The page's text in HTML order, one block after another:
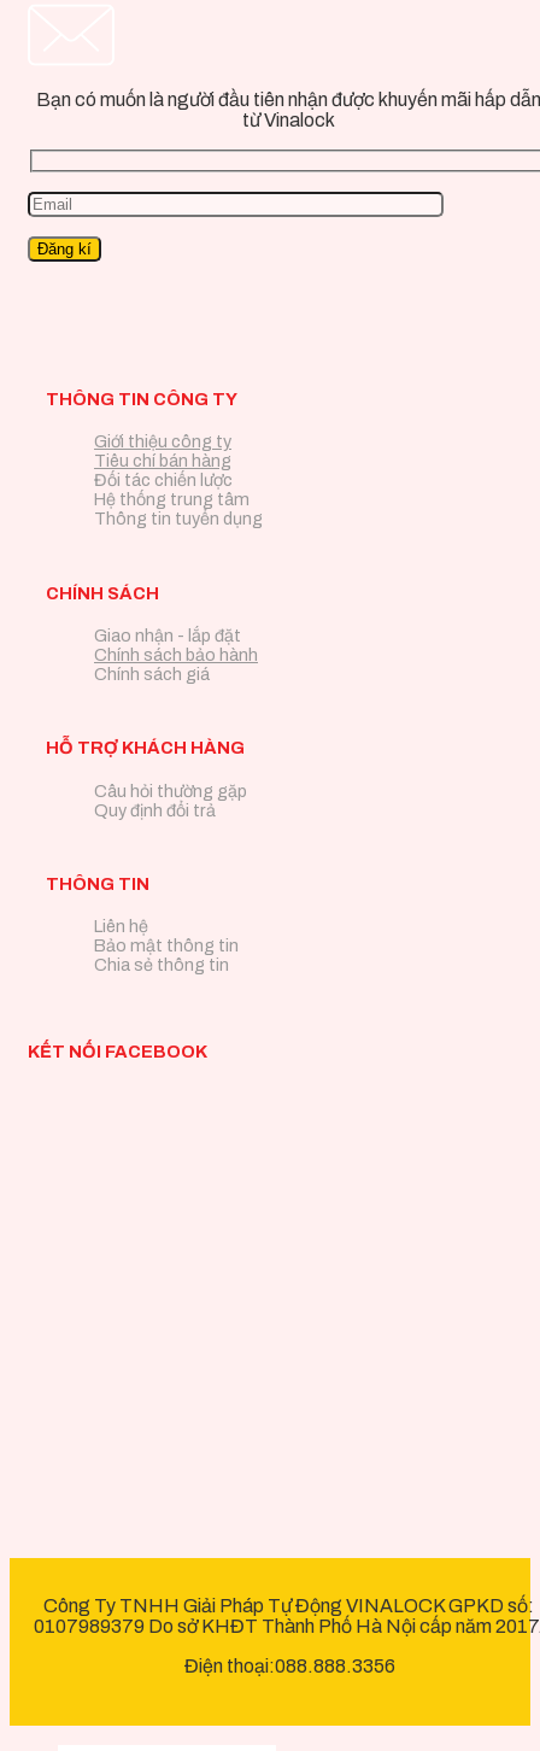
Bạn có muốn là người đầu tiên nhận được khuyến mãi hấp dẫn
từ Vinalock
THÔNG TIN CÔNG TY
Giới thiệu công ty
Tiêu chí bán hàng
Đối tác chiến lược
Hệ thống trung tâm
Thông tin tuyển dụng
CHÍNH SÁCH
Giao nhận - lắp đặt
Chính sách bảo hành
Chính sách giá
HỖ TRỢ KHÁCH HÀNG
Câu hỏi thường gặp
Quy định đổi trả
THÔNG TIN
Liên hệ
Bảo mật thông tin
Chia sẻ thông tin
KẾT NỐI FACEBOOK
Công Ty TNHH Giải Pháp Tự Động VINALOCK GPKD số:
0107989379 Do sở KHĐT Thành Phố Hà Nội cấp năm
Điện thoại:088.888.3356